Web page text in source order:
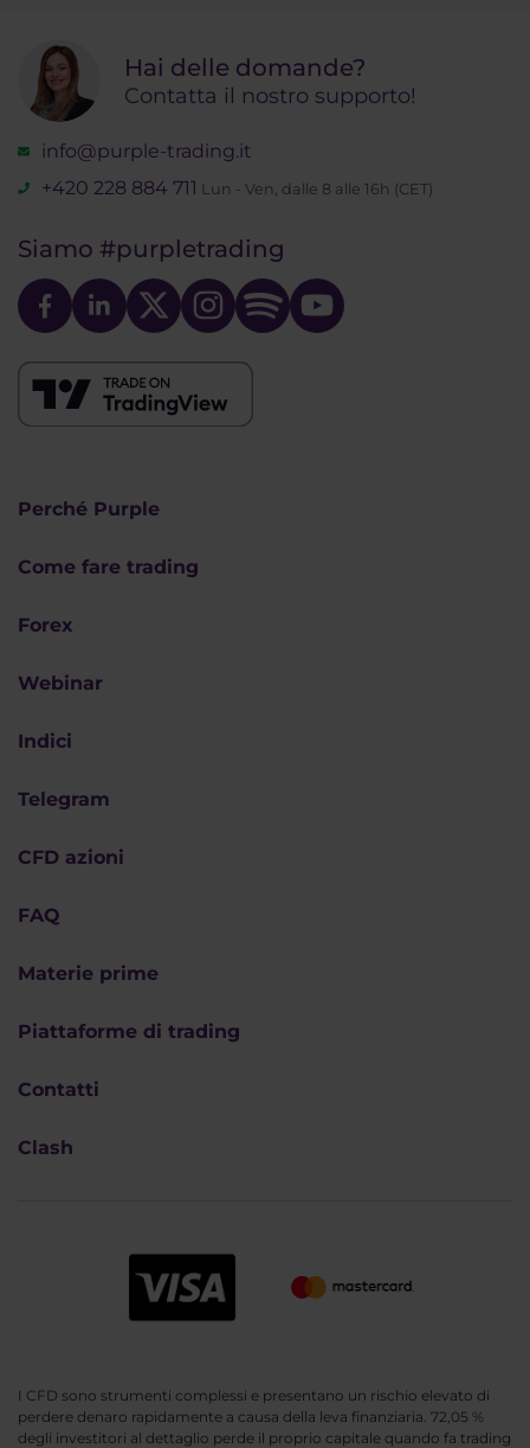
Hai delle domande?
Contatta il nostro supporto!
info@purple-trading.it
+420 228 884 711 Lun - Ven, dalle 8 alle 16h (CET)
Siamo #purpletrading
Perché Purple
Come fare trading
Forex
Webinar
Indici
Telegram
CFD azioni
FAQ
Materie prime
Piattaforme di trading
Contatti
Clash
I CFD sono strumenti complessi e presentano un rischio elevato di
perdere denaro rapidamente a causa della leva finanziaria. 72,05 %
degli investitori al dettaglio perde il proprio capitale quando fa trading